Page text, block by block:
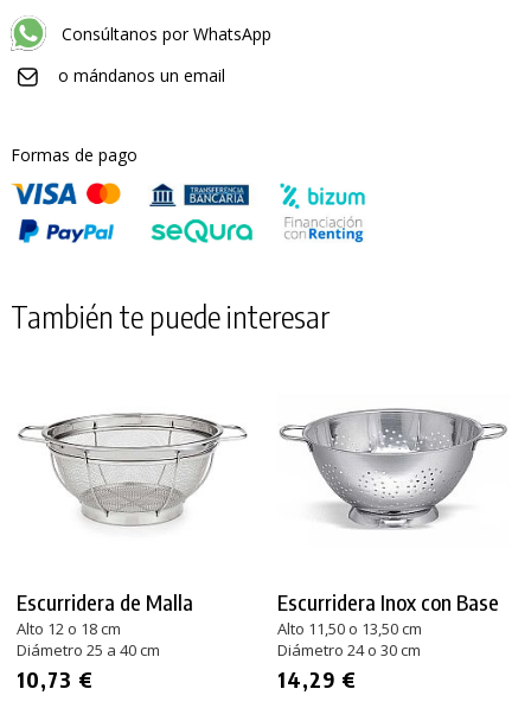
Consúltanos por WhatsApp
o mándanos un email
Formas de pago
También te puede interesar
Escurridera de Malla
Alto 12 o 18 cm
Diámetro 25 a 40 cm
10,73 €
Escurridera Inox con Base
Alto 11,50 o 13,50 cm
Diámetro 24 o 30 cm
14,29 €